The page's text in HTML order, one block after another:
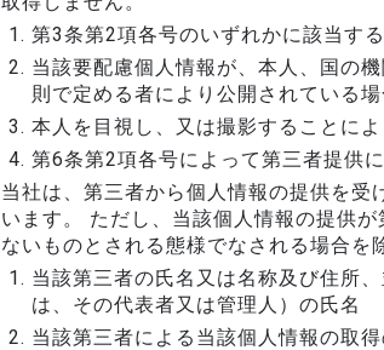
第3条第2項各号のいずれかに該当す
当該要配慮個人情報が、本人、国の
則で定める者により公開されている場
本人を目視し、又は撮影することに
第6条第2項各号によって第三者提供
当社は、第三者から個人情報の提供を
います。 ただし、当該個人情報の提供
ないものとされる態様でなされる場合を
当該第三者の氏名又は名称及び住所
は、その代表者又は管理人）の氏名
当該第三者による当該個人情報の取